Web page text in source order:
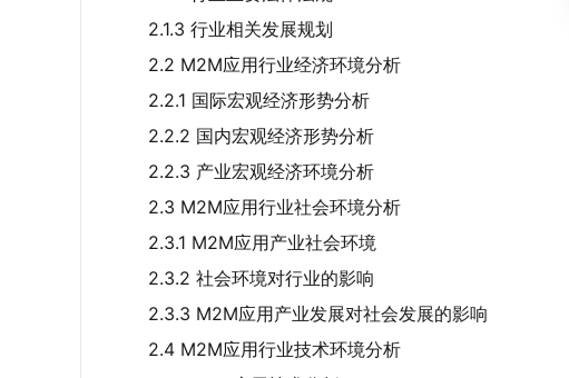
2.1.3 行业相关发展规划
2.2 M2M应用行业经济环境分析
2.2.1 国际宏观经济形势分析
2.2.2 国内宏观经济形势分析
2.2.3 产业宏观经济环境分析
2.3 M2M应用行业社会环境分析
2.3.1 M2M应用产业社会环境
2.3.2 社会环境对行业的影响
2.3.3 M2M应用产业发展对社会发展的影响
2.4 M2M应用行业技术环境分析